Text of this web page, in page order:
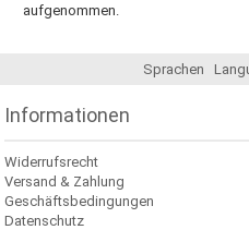
aufgenommen.
Sprachen
Informationen
Widerrufsrecht
Versand & Zahlung
Geschäftsbedingungen
Datenschutz